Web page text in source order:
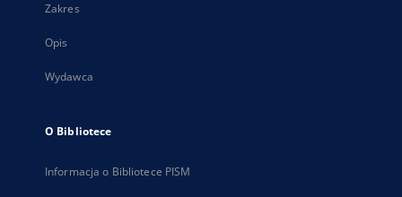
Zakres
Opis
Wydawca
O Bibliotece
Informacja o Bibliotece PISM